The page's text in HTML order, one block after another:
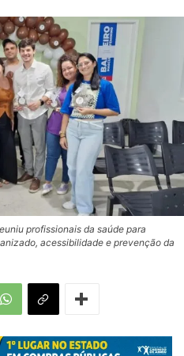
profissionais da saúde para
acessibilidade e prevenção da